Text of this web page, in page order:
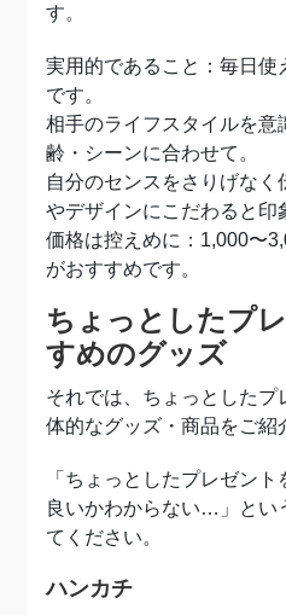
す。
実用的であること：毎日使
です。
相手のライフスタイルを意
齢・シーンに合わせて。
自分のセンスをさりげな
やデザインにこだわると印
価格は控えめに：1,000〜
がおすすめです。
ちょっとしたプ
すめのグッズ
それでは、ちょっとした
体的なグッズ・商品をご紹
「ちょっとしたプレゼン
良いかわからない…」とい
てください。
ハンカチ